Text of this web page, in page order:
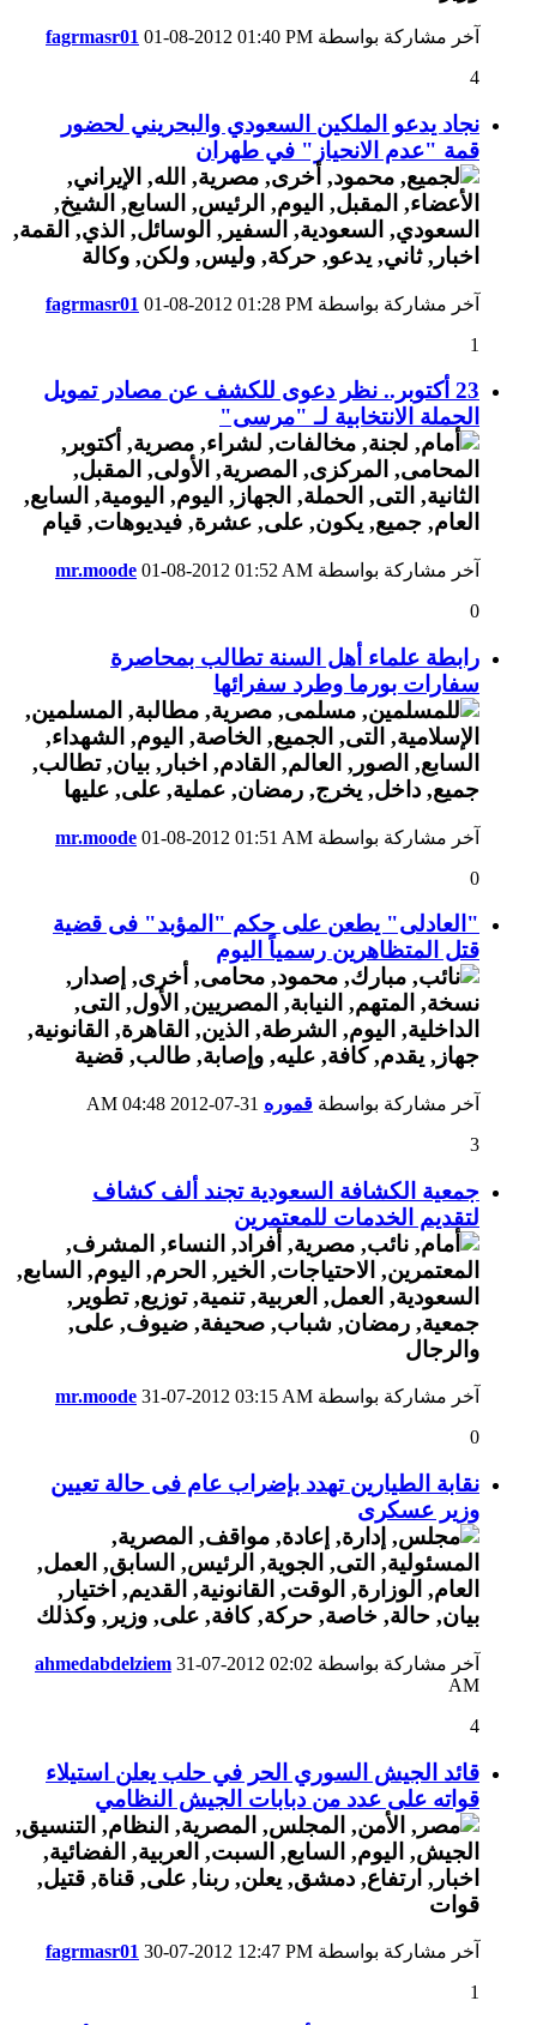
آخر مشاركة بواسطة fagrmasr01 01-08-2012 01:40 PM
4
نجاد يدعو الملكين السعودي والبحريني لحضور
قمة "عدم الانحياز" في طهران
آخر مشاركة بواسطة fagrmasr01 01-08-2012 01:28 PM
1
23 أكتوبر.. نظر دعوى للكشف عن مصادر تمويل
الحملة الانتخابية لـ "مرسى"
آخر مشاركة بواسطة mr.moode 01-08-2012 01:52 AM
0
رابطة علماء أهل السنة تطالب بمحاصرة
سفارات بورما وطرد سفرائها
آخر مشاركة بواسطة mr.moode 01-08-2012 01:51 AM
0
"العادلى" يطعن على حكم "المؤبد" فى قضية
قتل المتظاهرين رسمياً اليوم
آخر مشاركة بواسطة قموره
04:48 AM
3
جمعية الكشافة السعودية تجند ألف كشاف
لتقديم الخدمات للمعتمرين
آخر مشاركة بواسطة mr.moode 31-07-2012 03:15 AM
0
نقابة الطيارين تهدد بإضراب عام فى حالة تعيين
وزير عسكرى
آخر مشاركة بواسطة ahmedabdelziem 31-07-2012 02:02
AM
4
قائد الجيش السوري الحر في حلب يعلن استيلاء
قواته على عدد من دبابات الجيش النظامي
آخر مشاركة بواسطة fagrmasr01 30-07-2012 12:47 PM
1